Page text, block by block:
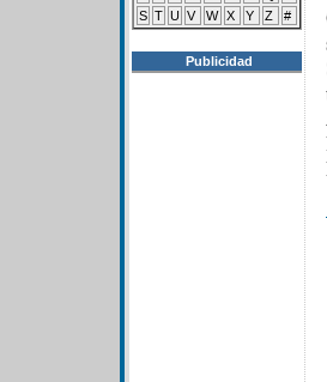
S T U V W X Y Z #
Publicidad